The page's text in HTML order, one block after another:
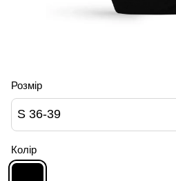
Розмір
S 36-39
Колір